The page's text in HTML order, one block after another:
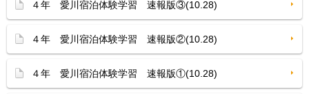
４年 愛川宿泊体験学習 速報版③(10.28)
４年 愛川宿泊体験学習 速報版②(10.28)
４年 愛川宿泊体験学習 速報版①(10.28)